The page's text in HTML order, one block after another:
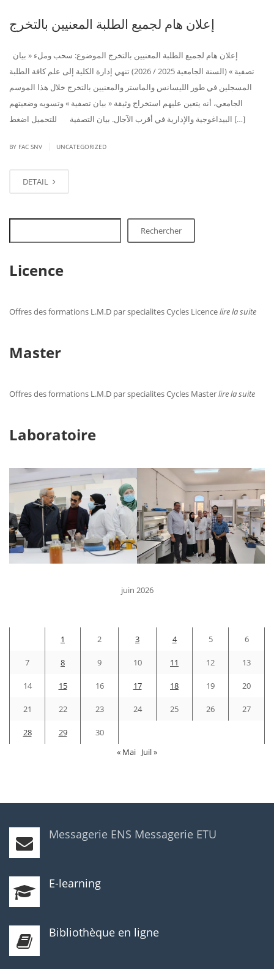
إعلان هام لجميع الطلبة المعنيين بالتخرج
تصفية » (السنة الجامعية 2025 / 2026) تنهي إدارة الكلية إلى علم كافة الطلبة
المسجلين في طور الليسانس والماستر والمعنيين بالتخرج خلال هذا الموسم
الجامعي، أنه يتعين عليهم استخراج وثيقة « بيان تصفية » وتسويه وضعيتهم
البيداغوجية والإدارية في أقرب الآجال. بيان التصفية للتحميل اضغط […]
BY FAC SNV UNCATEGORIZED
DETAIL
Rechercher
Licence
Offres des formations L.M.D par specialites Cycles Licencelire la suite
Master
Offres des formations L.M.D par specialites Cycles Masterlire la suite
Laboratoire
juin 2026
1 2 3 4 5 6
7 8 9 10 11 12 13
14 15 16 17 18 19 20
21 22 23 24 25 26 27
28 29
30
« Mai Juil »
Messagerie ENS Messagerie ETU
E-learning
Bibliothèque en ligne